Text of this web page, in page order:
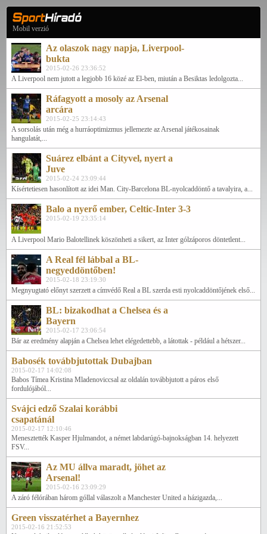
Mobil verzió
Az olaszok nagy napja, Liverpool-
bukta
2015-02-26 23:36:52
A Liverpool nem jutott a legjobb 16 közé az El-ben, miután a Besiktas ledolgozta...
Ráfagyott a mosoly az Arsenal
arcára
2015-02-25 23:14:43
A sorsolás után még a hurráoptimizmus jellemezte az Arsenal játékosainak
hangulatát,...
Suárez elbánt a Cityvel, nyert a
Juve
2015-02-24 23:09:44
Kísértetiesen hasonlított az idei Man. City-Barcelona BL-nyolcaddöntő a tavalyira, a...
Balo a nyerő ember, Celtic-Inter 3-3
2015-02-19 23:35:14
A Liverpool Mario Balotellinek köszönheti a sikert, az Inter gólzáporos döntetlent...
A Real fél lábbal a BL-
negyeddöntőben!
2015-02-18 23:19:30
Megnyugtató előnyt szerzett a címvédő Real a BL szerda esti nyolcaddöntőjének első...
BL: bizakodhat a Chelsea és a
Bayern
2015-02-17 23:06:54
Bár az eredmény alapján a Chelsea lehet elégedettebb, a látottak - például a hétszer...
Babosék továbbjutottak Dubajban
2015-02-17 14:02:08
Babos Tímea Kristina Mladenoviccsal az oldalán továbbjutott a páros első
fordulójából...
Svájci edző Szalai korábbi
csapatánál
2015-02-17 12:10:46
Menesztették Kasper Hjulmandot, a német labdarúgó-bajnokságban 14. helyezett
FSV...
Az MU állva maradt, jöhet az
Arsenal!
2015-02-16 23:09:29
A záró félórában három góllal válaszolt a Manchester United a házigazda,...
Green visszatérhet a Bayernhez
2015-02-16 21:52:53